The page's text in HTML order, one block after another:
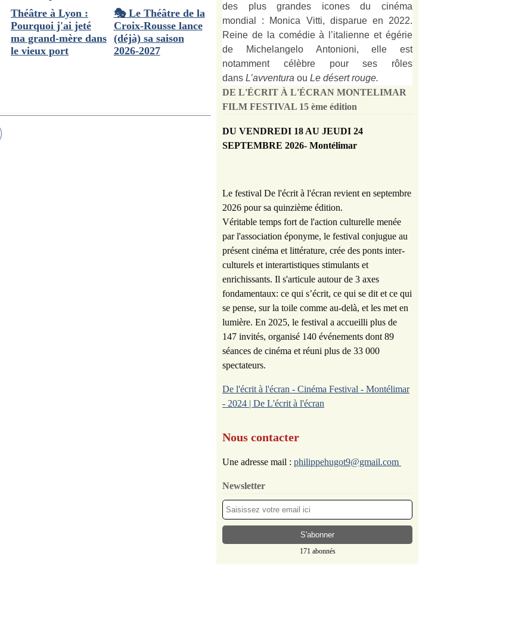
Théâtre à Lyon :
Pourquoi j'ai jeté
ma grand-mère dans
le vieux port
🎭 Le Théâtre de la
Croix-Rousse lance
(déjà) sa saison
2026-2027
des plus grandes icones du cinéma
mondial : Monica Vitti, disparue en 2022.
Reine de la comédie à l’italienne et égérie
de Michelangelo Antonioni, elle est
notamment célèbre pour ses rôles
dans L’avventura ou Le désert rouge.
DE L'ÉCRIT À L'ÉCRAN MONTELIMAR
FILM FESTIVAL 15 ème édition
DU VENDREDI 18 AU JEUDI 24
SEPTEMBRE 2026- Montélimar
Le festival De l'écrit à l'écran revient en septembre
2026 pour sa quinzième édition.
Véritable temps fort de l'action culturelle menée
par l'association éponyme, le festival conjugue au
présent cinéma et littérature, crée des ponts inter-
culturels et interartistiques stimulants et
enrichissants. Il s'articule autour de 3 axes
fondamentaux: ce qui s’écrit, ce qui se dit et ce qui
se pense, sur la toile comme au-delà, et les met en
lumière. En 2025, le festival a accueilli plus de
147 invités, organisé 140 événements dont 89
séances de cinéma et réuni plus de 33 000
spectateurs.
De l'écrit à l'écran - Cinéma Festival - Montélimar
- 2024 | De L'écrit à l'écran
Nous contacter
Une adresse mail : philippehugot9@gmail.com
Newsletter
171 abonnés